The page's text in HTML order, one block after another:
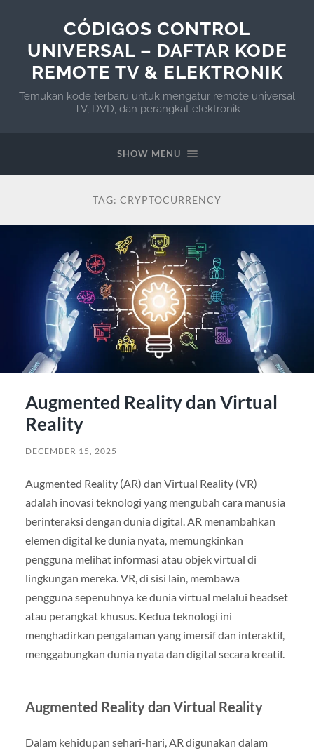
CÓDIGOS CONTROL
UNIVERSAL – DAFTAR KODE
REMOTE TV & ELEKTRONIK
Temukan kode terbaru untuk mengatur remote universal
TV, DVD, dan perangkat elektronik
SHOW MENU
TAG: CRYPTOCURRENCY
Augmented Reality dan Virtual
Reality
DECEMBER 15, 2025
Augmented Reality (AR) dan Virtual Reality (VR)
adalah inovasi teknologi yang mengubah cara manusia
berinteraksi dengan dunia digital. AR menambahkan
elemen digital ke dunia nyata, memungkinkan
pengguna melihat informasi atau objek virtual di
lingkungan mereka. VR, di sisi lain, membawa
pengguna sepenuhnya ke dunia virtual melalui headset
atau perangkat khusus. Kedua teknologi ini
menghadirkan pengalaman yang imersif dan interaktif,
menggabungkan dunia nyata dan digital secara kreatif.
Augmented Reality dan Virtual Reality
Dalam kehidupan sehari-hari, AR digunakan dalam